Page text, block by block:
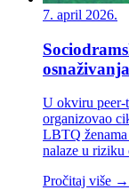
7. april 2026.
U okviru peer-
organizovao
LBTQ
nalaze u riziku
Pročitaj više →